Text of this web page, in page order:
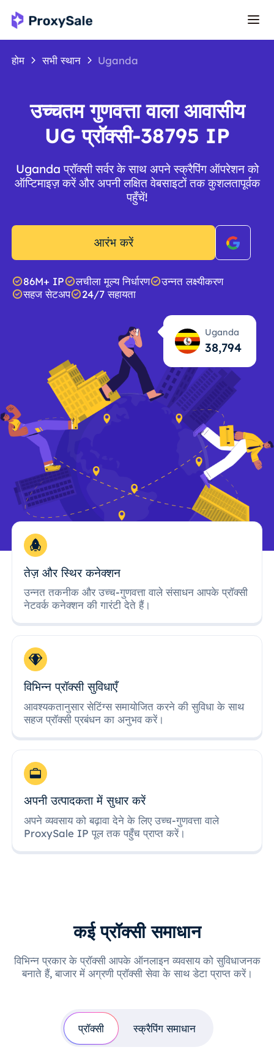
होम सभी स्थान Uganda
उच्चतम गुणवत्ता वाला आवासीय
UG प्रॉक्सी-38795 IP
Uganda प्रॉक्सी सर्वर के साथ अपने स्क्रैपिंग ऑपरेशन को
ऑप्टिमाइज़ करें और अपनी लक्षित वेबसाइटों तक कुशलतापूर्वक
पहुँचें!
आरंभ करें
86M+ IP लचीला मूल्य निर्धारण
उन्नत लक्ष्यीकरण
सहज सेटअप
24/7 सहायता
Uganda
38,795
तेज़ और स्थिर कनेक्शन
उन्नत तकनीक और उच्च-गुणवत्ता वाले संसाधन आपके प्रॉक्सी
नेटवर्क कनेक्शन की गारंटी देते हैं।
विभिन्न प्रॉक्सी सुविधाएँ
आवश्यकतानुसार सेटिंग्स समायोजित करने की सुविधा के साथ
सहज प्रॉक्सी प्रबंधन का अनुभव करें।
अपनी उत्पादकता में सुधार करें
अपने व्यवसाय को बढ़ावा देने के लिए उच्च-गुणवत्ता वाले
ProxySale IP पूल तक पहुँच प्राप्त करें।
कई प्रॉक्सी समाधान
विभिन्न प्रकार के प्रॉक्सी आपके ऑनलाइन व्यवसाय को सुविधाजनक
बनाते हैं, बाजार में अग्रणी प्रॉक्सी सेवा के साथ डेटा प्राप्त करें।
प्रॉक्सी स्क्रैपिंग समाधान